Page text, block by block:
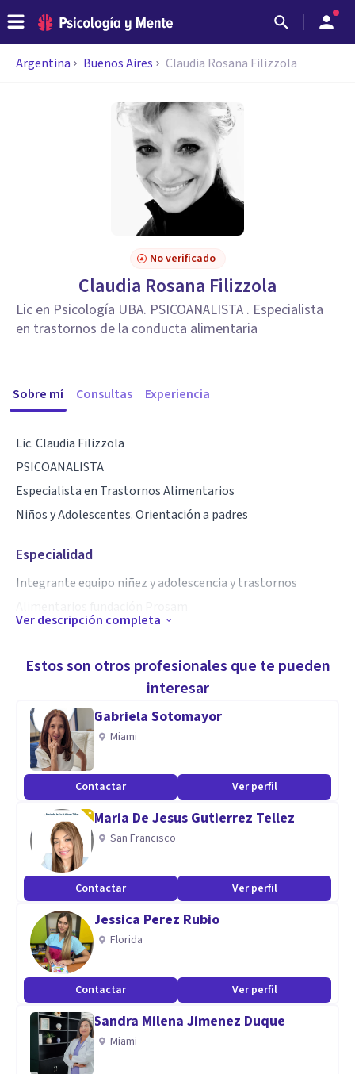
Argentina Buenos Aires Claudia Rosana Filizzola
No verificado
Claudia Rosana Filizzola
Lic en Psicología UBA. PSICOANALISTA . Especialista
en trastornos de la conducta alimentaria
Sobre mí Consultas Experiencia
Lic. Claudia Filizzola
PSICOANALISTA
Especialista en Trastornos Alimentarios
Niños y Adolescentes. Orientación a padres
Especialidad
Integrante equipo niñez y adolescencia y trastornos
Tratamiento individual y grupal, presencial y virtual
Ver descripción completa
Estos son otros profesionales que te pueden
interesar
Gabriela Sotomayor
Miami
Contactar Ver perfil
Maria De Jesus Gutierrez Tellez
San Francisco
Contactar Ver perfil
Jessica Perez Rubio
Florida
Contactar Ver perfil
Sandra Milena Jimenez Duque
Miami